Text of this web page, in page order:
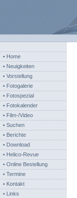
• Home
• Neuigkeiten
• Vorstellung
• Fotogalerie
• Fotospezial
• Fotokalender
• Film-/Video
• Suchen
• Berichte
• Download
• Helico-Revue
• Online Bestellung
• Termine
• Kontakt
• Links